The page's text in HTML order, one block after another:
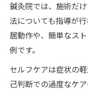
鍼灸院では、施術だ
法についても指導が
居動作や、簡単なス
例です。
セルフケアは症状の
己判断での過度なケ